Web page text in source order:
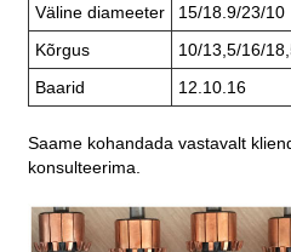
Väline diameeter
15/18.9/23/10
Kõrgus
10/13,5/16/
Baarid
12.10.16
Saame kohandada vastavalt
konsulteerima.